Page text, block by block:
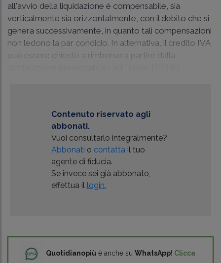
all'avvio della liquidazione è compensabile, sia
verticalmente sia orizzontalmente, con il debito che si
genera successivamente, in quanto tali compensazioni
non ledono la par condicio. In alternativa, il credito IVA
può essere chiesto a rimborso a partire dalla
Contenuto riservato agli
abbonati.
Vuoi consultarlo integralmente?
Abbonati o contatta il tuo
agente di fiducia.
Se invece sei già abbonato,
effettua il login.
Quotidianopiù è anche su WhatsApp! Clicca